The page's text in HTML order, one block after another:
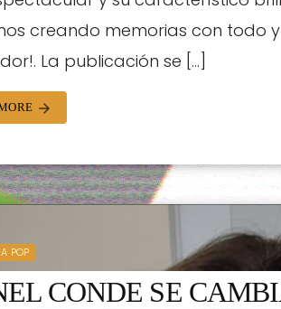
creando memorias con todo
La publicación se […]
arrow_forward
POP
CONDE SE